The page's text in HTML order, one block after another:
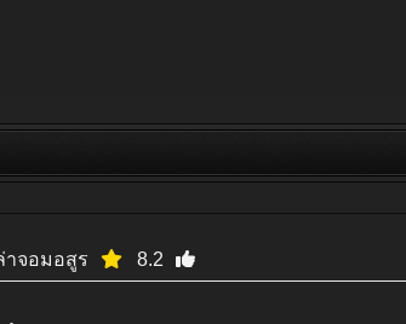
าจอมอสูร 8.2